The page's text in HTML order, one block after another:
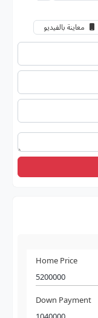
معاينة بالفيديو
Home Price
Down Payment